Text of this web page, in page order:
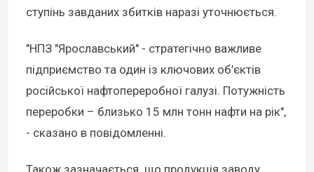
ступінь завданих збитків наразі уточнюється.
"НПЗ "Ярославський" - стратегічно важливе
підприємство та один із ключових об’єктів
російської нафтопереробної галузі. Потужність
переробки – близько 15 млн тонн нафти на рік",
- сказано в повідомленні.